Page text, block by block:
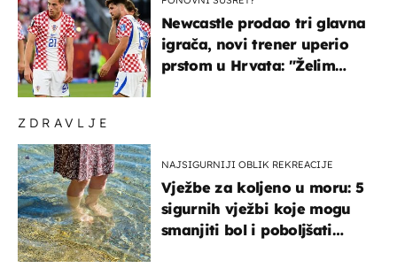
ZDRAVLJE
NAJSIGURNIJI OBLIK REKREACIJE
Vježbe za koljeno u moru: 5
sigurnih vježbi koje mogu
smanjiti bol i poboljšati
Newcastle prodao tri glavna
igrača, novi trener uperio
prstom u Hrvata: "Želim